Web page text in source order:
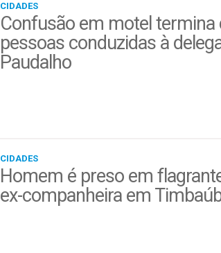
CIDADES
Confusão em motel
pessoas conduzidas à
Paudalho
CIDADES
Homem é preso em
ex-companheira em